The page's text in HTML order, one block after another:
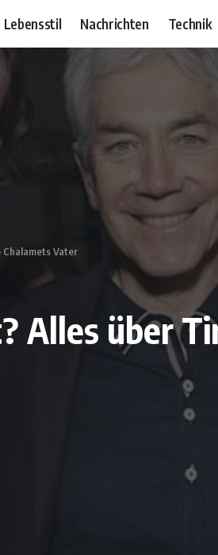
Lebensstil Nachrichten Technik
Vater
Alles über